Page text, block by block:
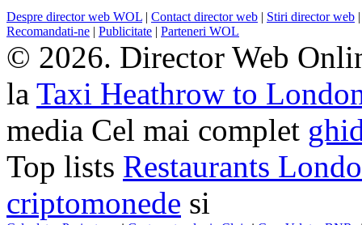
Despre director web WOL | Contact director web | Stiri director web
Recomandati-ne | Publicitate | Parteneri WOL
© 2026. Director Web
la Taxi Heathrow to
media Cel mai complet
Top lists Restaurants
criptomonede si